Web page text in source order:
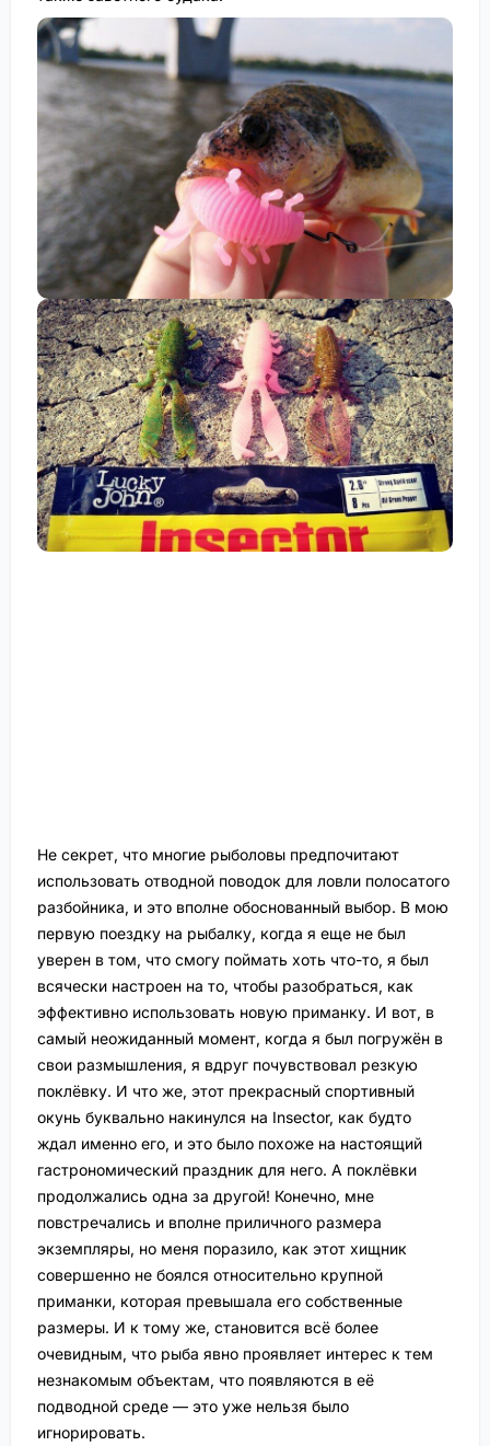
Не секрет, что многие рыболовы предпочитают
использовать отводной поводок для ловли полосатого
разбойника, и это вполне обоснованный выбор. В мою
первую поездку на рыбалку, когда я еще не был
уверен в том, что смогу поймать хоть что-то, я был
всячески настроен на то, чтобы разобраться, как
эффективно использовать новую приманку. И вот, в
самый неожиданный момент, когда я был погружён в
свои размышления, я вдруг почувствовал резкую
поклёвку. И что же, этот прекрасный спортивный
окунь буквально накинулся на Insector, как будто
ждал именно его, и это было похоже на настоящий
гастрономический праздник для него. А поклёвки
продолжались одна за другой! Конечно, мне
повстречались и вполне приличного размера
экземпляры, но меня поразило, как этот хищник
совершенно не боялся относительно крупной
приманки, которая превышала его собственные
размеры. И к тому же, становится всё более
очевидным, что рыба явно проявляет интерес к тем
незнакомым объектам, что появляются в её
подводной среде — это уже нельзя было
игнорировать.